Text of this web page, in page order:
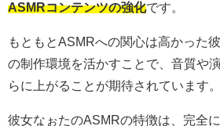
ASMRコンテンツの強化です。
もともとASMRへの関心は高かった
の制作環境を活かすことで、音質や
らに上がることが期待されています。
彼女なぉたのASMRの特徴は、完全